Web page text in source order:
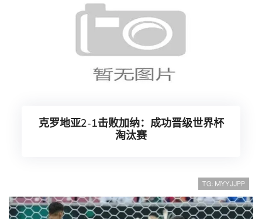
克罗地亚2-1击败加纳：成功晋级世界杯
淘汰赛